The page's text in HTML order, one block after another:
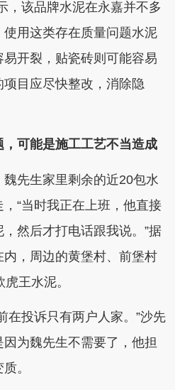
，该品牌水泥在永嘉并不多
用这类存在质量问题水泥
开裂，贴瓷砖则可能容易
目应尽快整改，消除隐
可能是施工工艺不当造成
先生家里剩余的近20包水
“当时我正在上班，他直接
然后才打电话跟我说。”据
，周边的黄堡村、前堡村
王水泥。
投诉只有两户人家。”沙先
为魏先生不需要了，他担
。